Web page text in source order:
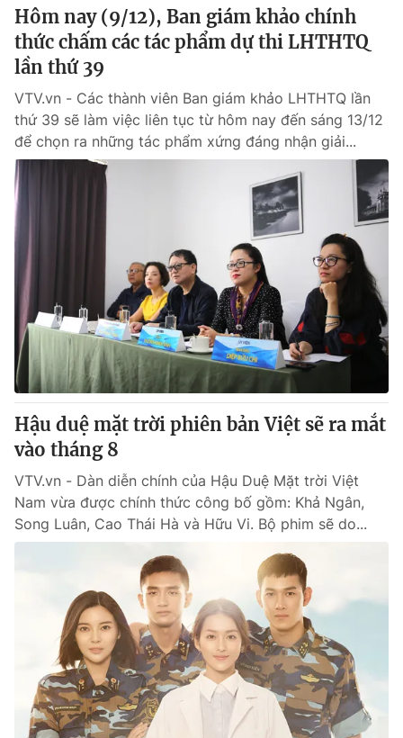
Hôm nay (9/12), Ban giám khảo chính
thức chấm các tác phẩm dự thi LHTHTQ
lần thứ 39
VTV.vn - Các thành viên Ban giám khảo LHTHTQ lần
thứ 39 sẽ làm việc liên tục từ hôm nay đến sáng 13/12
để chọn ra những tác phẩm xứng đáng nhận giải...
Hậu duệ mặt trời phiên bản Việt sẽ ra mắt
vào tháng 8
VTV.vn - Dàn diễn chính của Hậu Duệ Mặt trời Việt
Nam vừa được chính thức công bố gồm: Khả Ngân,
Song Luân, Cao Thái Hà và Hữu Vi. Bộ phim sẽ do...